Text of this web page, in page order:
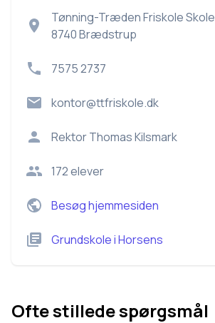
Tønning-Træden Friskole
8740 Brædstrup
7575 2737
kontor@ttfriskole.dk
RektorThomas Kilsmark
172elever
Besøg hjemmesiden
GrundskoleiHorsens
Ofte stillede spørgsmål